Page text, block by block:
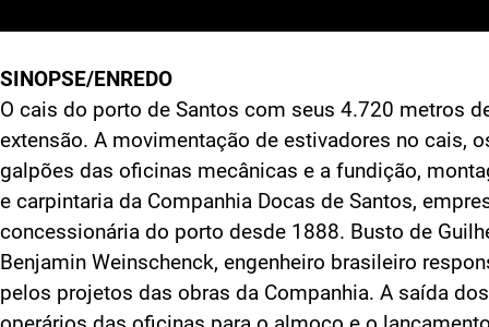
SINOPSE/ENREDO
O cais do porto de Santos com seus 4.720 metros
extensão. A movimentação de estivadores no cais,
galpões das oficinas mecânicas e a fundição,
e carpintaria da Companhia Docas de Santos,
concessionária do porto desde 1888. Busto de
Benjamin Weinschenck, engenheiro brasileiro
pelos projetos das obras da Companhia. A saída dos